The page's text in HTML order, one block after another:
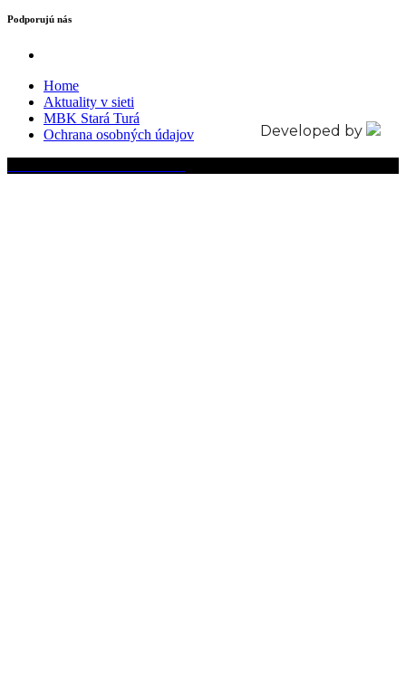
Podporujú nás
Home
Aktuality v sieti
MBK Stará Turá
Ochrana osobných údajov
Developed by